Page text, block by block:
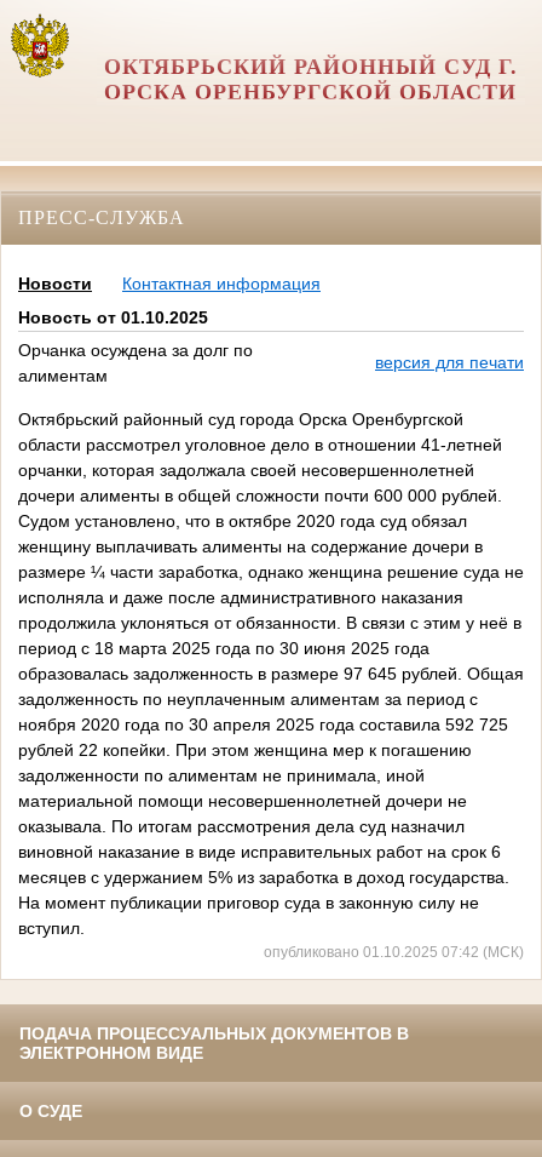
ОКТЯБРЬСКИЙ РАЙОННЫЙ СУД Г.
ОРСКА ОРЕНБУРГСКОЙ ОБЛАСТИ
ПРЕСС-СЛУЖБА
Новости
Контактная информация
Новость от 01.10.2025
Орчанка осуждена за долг по
алиментам
версия для печати
Октябрьский районный суд города Орска Оренбургской
области рассмотрел уголовное дело в отношении 41-летней
орчанки, которая задолжала своей несовершеннолетней
дочери алименты в общей сложности почти 600 000 рублей.
Судом установлено, что в октябре 2020 года суд обязал
женщину выплачивать алименты на содержание дочери в
размере ¼ части заработка, однако женщина решение суда не
исполняла и даже после административного наказания
продолжила уклоняться от обязанности. В связи с этим у неё в
период с 18 марта 2025 года по 30 июня 2025 года
образовалась задолженность в размере 97 645 рублей. Общая
задолженность по неуплаченным алиментам за период с
ноября 2020 года по 30 апреля 2025 года составила 592 725
рублей 22 копейки. При этом женщина мер к погашению
задолженности по алиментам не принимала, иной
материальной помощи несовершеннолетней дочери не
оказывала. По итогам рассмотрения дела суд назначил
виновной наказание в виде исправительных работ на срок 6
месяцев с удержанием 5% из заработка в доход государства.
На момент публикации приговор суда в законную силу не
вступил.
опубликовано 01.10.2025 07:42 (МСК)
ПОДАЧА ПРОЦЕССУАЛЬНЫХ ДОКУМЕНТОВ В
ЭЛЕКТРОННОМ ВИДЕ
О СУДЕ